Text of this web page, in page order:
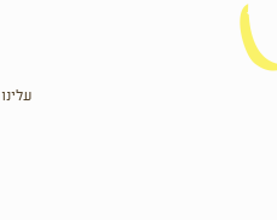
עלינו